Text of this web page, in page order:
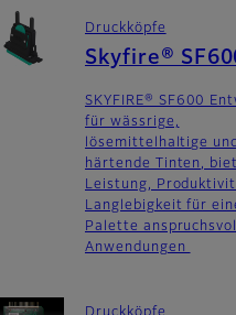
Druckköpfe
Skyfire®
SKYFIRE® SF600
für wässrige,
lösemittelhaltige
härtende Tinten,
Leistung,
Langlebigkeit für
Palette
Anwendungen